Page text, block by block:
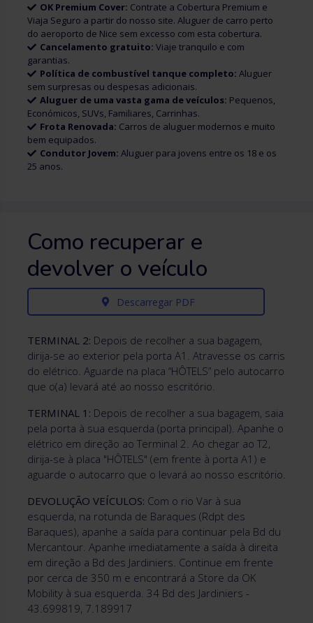
OK Premium Cover: Contrate a Cobertura Premium e
Viaja Seguro a partir do nosso site. Aluguer de carro perto
do aeroporto de Nice sem excesso com esta cobertura.
Cancelamento gratuito: Viaje tranquilo e com
garantias.
Política de combustível tanque completo: Aluguer
sem surpresas ou despesas adicionais.
Aluguer de uma vasta gama de veículos: Pequenos,
Económicos, SUVs, Familiares, Carrinhas.
Frota Renovada: Carros de aluguer modernos e muito
bem equipados.
Condutor Jovem: Aluguer para jovens entre os 18 e os
25 anos.
Como recuperar e
devolver o veículo
Descarregar PDF
TERMINAL 2: Depois de recolher a sua bagagem,
dirija-se ao exterior pela porta A1. Atravesse os carris
do elétrico. Aguarde na placa “HÔTELS” pelo autocarro
que o(a) levará até ao nosso escritório.
TERMINAL 1: Depois de recolher a sua bagagem, saia
pela porta à sua esquerda (porta principal). Apanhe o
elétrico em direção ao Terminal 2. Ao chegar ao T2,
dirija-se à placa "HÔTELS" (em frente à porta A1) e
aguarde o autocarro que o levará ao nosso escritório.
DEVOLUÇÃO VEÍCULOS: Com o rio Var à sua
esquerda, na rotunda de Baraques (Rdpt des
Baraques), apanhe a saída para continuar pela Bd du
Mercantour. Apanhe imediatamente a saída à direita
em direção a Bd des Jardiniers. Continue em frente
por cerca de 350 m e encontrará a Store da OK
Mobility à sua esquerda. 34 Bd des Jardiniers -
43.699819, 7.189917